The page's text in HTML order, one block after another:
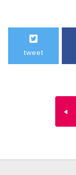
tweet